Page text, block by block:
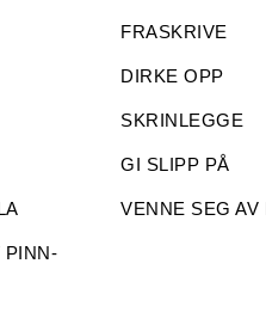
FRASKRIVE
DIRKE OPP
SKRINLEGGE
GI SLIPP PÅ
VENNE SEG AV
PINN-